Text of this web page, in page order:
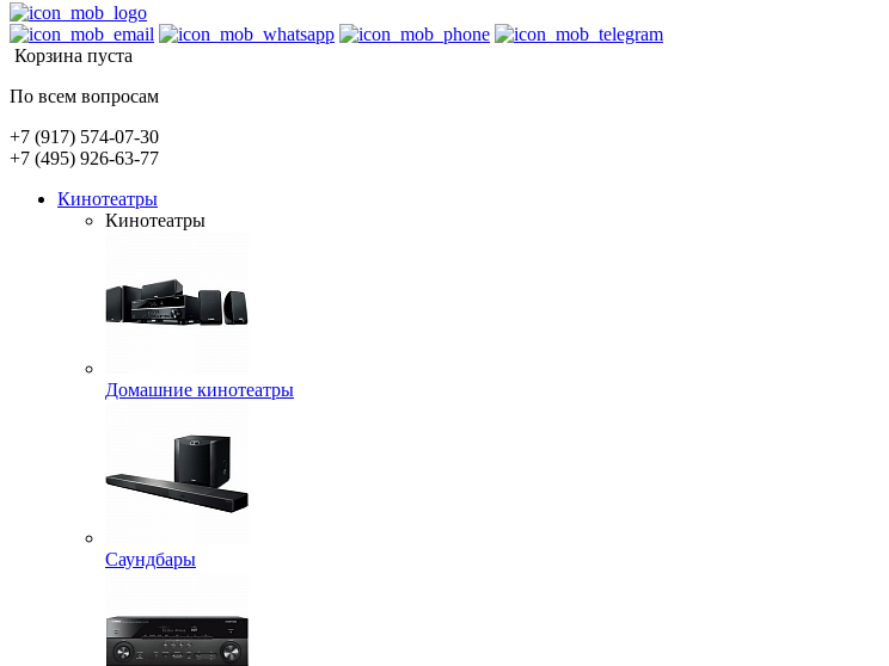
Корзина пуста
По всем вопросам
+7 (917) 574-07-30
+7 (495) 926-63-77
Кинотеатры
Кинотеатры
Домашние кинотеатры
Саундбары